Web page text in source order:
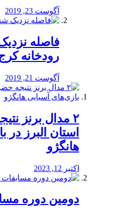
آگوست 23, 2019
️فاصله
رودخانه
آگوست 21, 2019
استان البرز در
هانگژو
اکتبر 12, 2023
دومین دوره